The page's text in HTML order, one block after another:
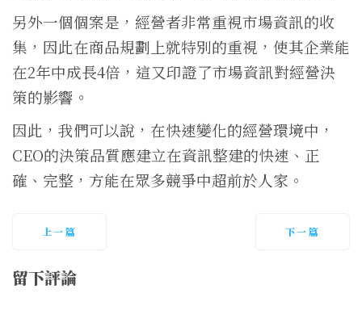
另外一個個案是，經營者非常重視市場資訊的收
集，因此在商品規劃上就特別的重視，使其企業能
在2年中成長4倍，這又印證了市場資訊對經營決
策的影響。
因此，我們可以說，在快速變化的經營環境中，
CEO的決策品質應建立在資訊整建的快速、正
確、完整，方能在眾多競爭中超前於人家。
上一篇 下一篇
留下評論